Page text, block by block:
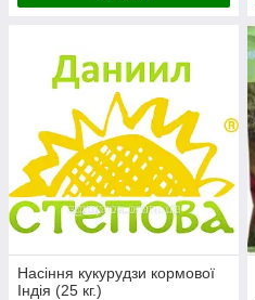
Насіння кукурудзи кормової
Індія (25 кг.)